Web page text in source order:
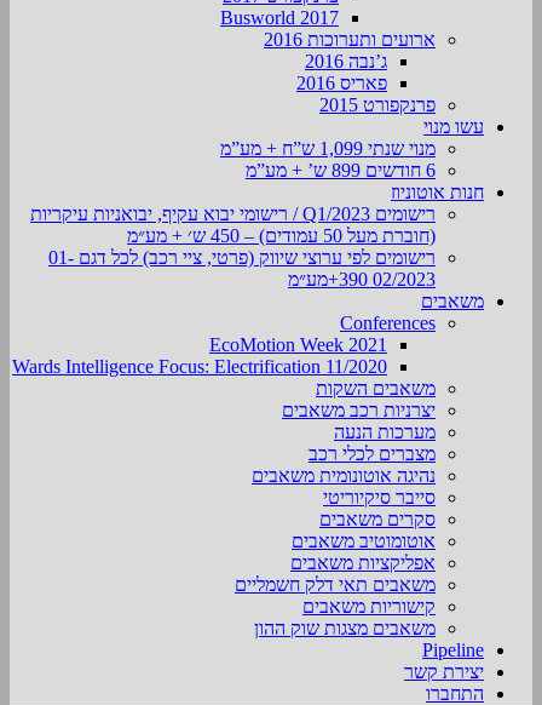
Busworld 2017
ארועים ותערוכות 2016
ג’נבה 2016
פאריס 2016
פרנקפורט 2015
עשו מנוי
מנוי שנתי 1,099 ש”ח + מע”מ
6 חודשים 899 ש’ + מע”מ
חנות אוטוניוז
רישומים Q1/2023 / רישומי יבוא עקיף, יבואניות עיקריות
(חוברת מעל 50 עמודים) – 450 ש׳ + מע״מ
רישומים לפי ערוצי שיווק (פרטי, ציי רכב) לכל דגם 01-
02/2023 390+מע״מ
משאבים
Conferences
EcoMotion Week 2021
Wards Intelligence Focus: Electrification 11/2020
משאבים השקות
יצרניות רכב משאבים
מערכות הנעה
מצברים לכלי רכב
נהיגה אוטונומית משאבים
סייבר סיקיוריטי
סקרים משאבים
אוטומוטיב משאבים
אפליקציות משאבים
משאבים תאי דלק חשמליים
קישוריות משאבים
משאבים מצגות שוק ההון
Pipeline
יצירת קשר
התחברו